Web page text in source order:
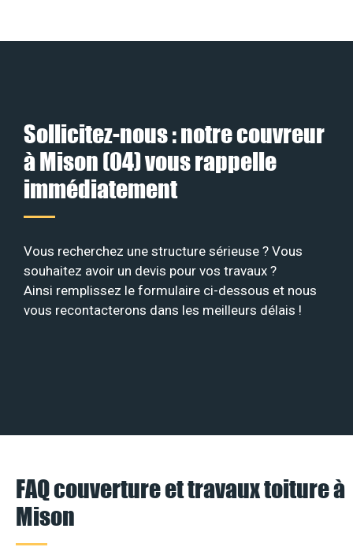
Sollicitez-nous : notre couvreur
à Mison (04) vous rappelle
immédiatement
Vous recherchez une structure sérieuse ? Vous
souhaitez avoir un devis pour vos travaux ?
Ainsi remplissez le formulaire ci-dessous et nous
vous recontacterons dans les meilleurs délais !
FAQ couverture et travaux toiture à
Mison